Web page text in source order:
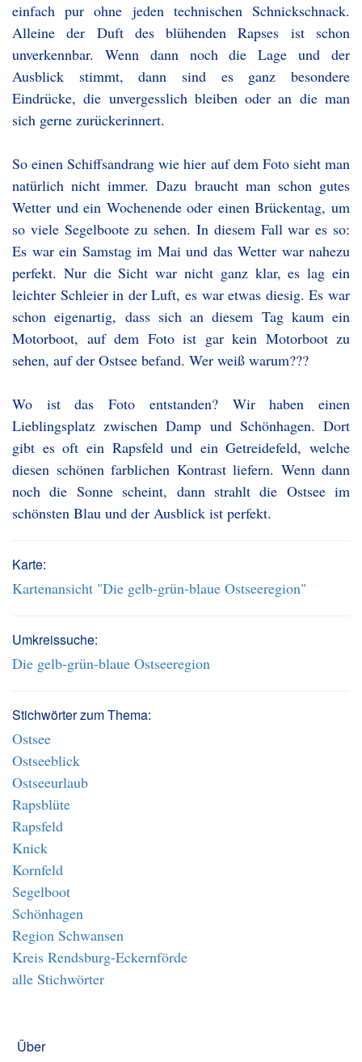
einfach pur ohne jeden technischen Schnickschnack.
Alleine der Duft des blühenden Rapses ist schon
unverkennbar. Wenn dann noch die Lage und der
Ausblick stimmt, dann sind es ganz besondere
Eindrücke, die unvergesslich bleiben oder an die man
sich gerne zurückerinnert.
So einen Schiffsandrang wie hier auf dem Foto sieht man
natürlich nicht immer. Dazu braucht man schon gutes
Wetter und ein Wochenende oder einen Brückentag, um
so viele Segelboote zu sehen. In diesem Fall war es so:
Es war ein Samstag im Mai und das Wetter war nahezu
perfekt. Nur die Sicht war nicht ganz klar, es lag ein
leichter Schleier in der Luft, es war etwas diesig. Es war
schon eigenartig, dass sich an diesem Tag kaum ein
Motorboot, auf dem Foto ist gar kein Motorboot zu
sehen, auf der Ostsee befand. Wer weiß warum???
Wo ist das Foto entstanden? Wir haben einen
Lieblingsplatz zwischen Damp und Schönhagen. Dort
gibt es oft ein Rapsfeld und ein Getreidefeld, welche
diesen schönen farblichen Kontrast liefern. Wenn dann
noch die Sonne scheint, dann strahlt die Ostsee im
schönsten Blau und der Ausblick ist perfekt.
Karte:
Kartenansicht "Die gelb-grün-blaue Ostseeregion"
Umkreissuche:
Die gelb-grün-blaue Ostseeregion
Stichwörter zum Thema:
Ostsee
Ostseeblick
Ostseeurlaub
Rapsblüte
Rapsfeld
Knick
Kornfeld
Segelboot
Schönhagen
Region Schwansen
Kreis Rendsburg-Eckernförde
alle Stichwörter
Über